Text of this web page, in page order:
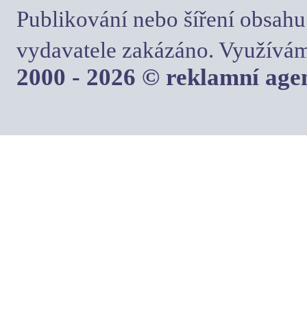
Publikování nebo šíření
vydavatele zakázáno.
2000 - 2026 © reklamní